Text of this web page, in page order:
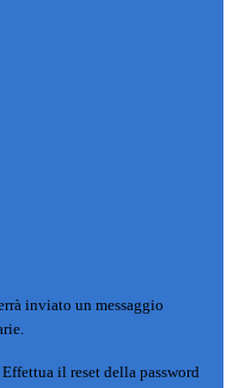
inviato un messaggio
il reset della password